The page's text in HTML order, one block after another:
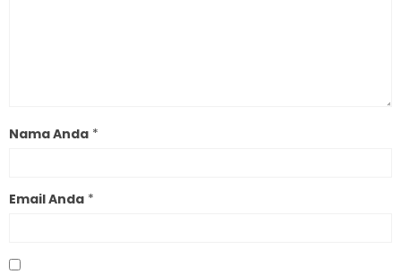
Nama Anda *
Email Anda *